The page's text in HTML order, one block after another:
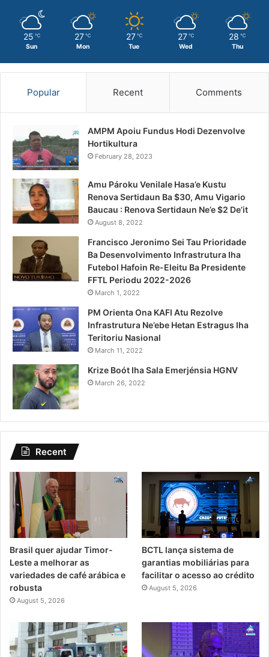
25 ℃
Sun
27 ℃
Mon
27 ℃
Tue
27 ℃
Wed
28 ℃
Thu
Popular Recent Comments
AMPM Apoiu Fundus Hodi Dezenvolve
Hortikultura
February 28, 2023
Amu Pároku Venilale Hasa’e Kustu
Renova Sertidaun Ba $30, Amu Vigario
Baucau : Renova Sertidaun Ne’e $2 De’it
August 8, 2022
Francisco Jeronimo Sei Tau Prioridade
Ba Desenvolvimento Infrastrutura Iha
Futebol Hafoin Re-Eleitu Ba Presidente
FFTL Periodu 2022-2026
March 1, 2022
PM Orienta Ona KAFI Atu Rezolve
Infrastrutura Ne’ebe Hetan Estragus Iha
Teritoriu Nasional
March 11, 2022
Krize Boót Iha Sala Emerjénsia HGNV
March 26, 2022
Recent
Brasil quer ajudar Timor-
Leste a melhorar as
variedades de café arábica e
robusta
August 5, 2026
BCTL lança sistema de
garantias mobiliárias para
facilitar o acesso ao crédito
August 5, 2026